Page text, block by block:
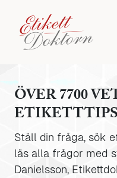
ÖVER 7700
Ställ din fråga, sök
läs alla frågor med
Danielsson,